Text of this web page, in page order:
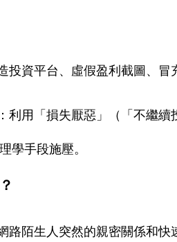
投資平台、虛假盈利截圖、冒
利用「損失厭惡」（「不繼
學手段施壓。
路陌生人突然的親密關係和快